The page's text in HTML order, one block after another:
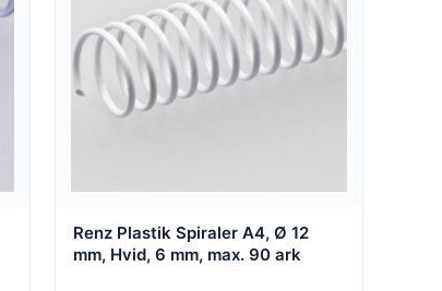
Renz Plastik Spiraler A4, Ø 12
mm, Hvid, 6 mm, max. 90 ark